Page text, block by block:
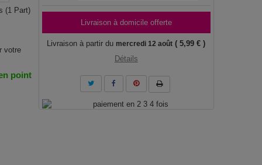
(1 Part)
votre
point
Livraison à domicile offerte
Livraison à partir du mercredi 12 août ( 5,99 € )
Détails